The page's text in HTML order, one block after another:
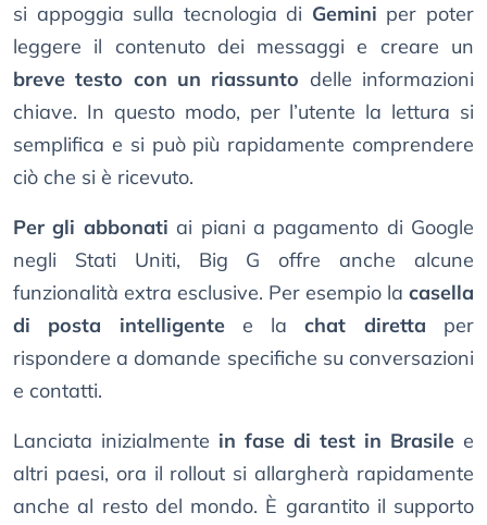
si appoggia sulla tecnologia di Gemini per poter
leggere il contenuto dei messaggi e creare un
breve testo con un riassunto delle informazioni
chiave. In questo modo, per l’utente la lettura si
semplifica e si può più rapidamente comprendere
ciò che si è ricevuto.
Per gli abbonati ai piani a pagamento di Google
negli Stati Uniti, Big G offre anche alcune
funzionalità extra esclusive. Per esempio la casella
di posta intelligentee lachat diretta per
rispondere a domande specifiche su conversazioni
e contatti.
Lanciata inizialmente in fase di test in Brasile e
altri paesi, ora il rollout si allargherà rapidamente
anche al resto del mondo. È garantito il supporto